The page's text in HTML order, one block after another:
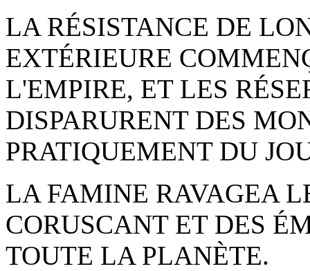
LA RÉSISTANCE DE
EXTÉRIEURE
L'EMPIRE, ET LES
DISPARURENT DES
PRATIQUEMENT DU
LA FAMINE RAVAGEA
CORUSCANT ET DES
TOUTE LA PLANÈTE.